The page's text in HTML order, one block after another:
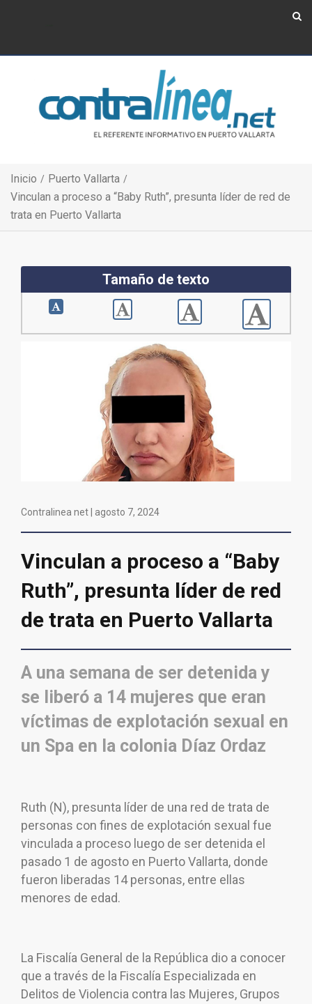
Inicio
Puerto Vallarta
Vinculan a proceso a “Baby Ruth”, presunta líder de red de
trata en Puerto Vallarta
Tamaño de texto
Contralinea net | agosto 7, 2024
Vinculan a proceso a “Baby
Ruth”, presunta líder de red
de trata en Puerto Vallarta
A una semana de ser detenida y
se liberó a 14 mujeres que eran
víctimas de explotación sexual en
un Spa en la colonia Díaz Ordaz
Ruth (N), presunta líder de una red de trata de
personas con fines de explotación sexual fue
vinculada a proceso luego de ser detenida el
pasado 1 de agosto en Puerto Vallarta, donde
fueron liberadas 14 personas, entre ellas
menores de edad.
La Fiscalía General de la República dio a conocer
que a través de la Fiscalía Especializada en
Delitos de Violencia contra las Mujeres, Grupos